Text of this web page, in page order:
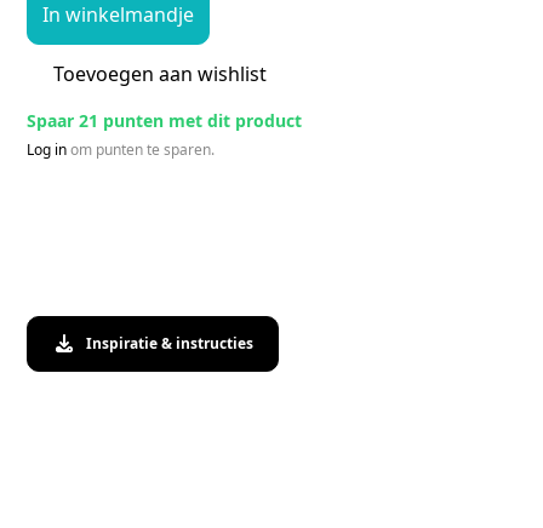
In winkelmandje
Toevoegen aan wishlist
Spaar 21 punten met dit product
Log inom punten te sparen.
Inspiratie & instructies